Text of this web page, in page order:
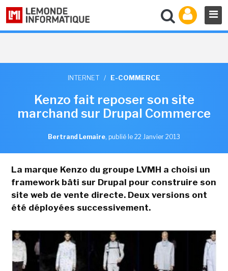
INTERNET / E-COMMERCE
Kenzo fait reposer son site
marchand sur Drupal Commerce
Bertrand Lemaire, publié le 22 Janvier 2013
La marque Kenzo du groupe LVMH a choisi un
framework bâti sur Drupal pour construire son
site web de vente directe. Deux versions ont
été déployées successivement.